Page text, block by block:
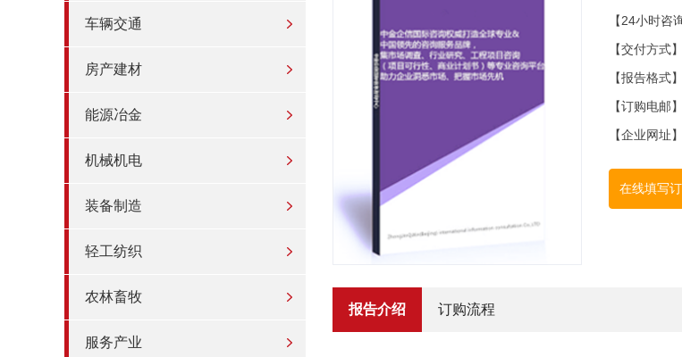
车辆交通
房产建材
能源冶金
机械机电
装备制造
轻工纺织
农林畜牧
服务产业
【24小时咨
【交付方式
【报告格式
【订购电邮
【企业网址
在线填写
报告介绍 订购流程